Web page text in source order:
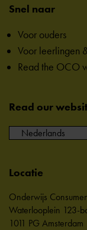
Snel naar
Voor ouders
Voor leerlingen
Read the OCO
Read our
Locatie
Onderwijs
Waterlooplein 123-
1011 PG Amsterdam